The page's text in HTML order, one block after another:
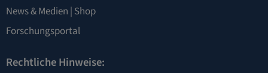
News & Medien | Shop
Forschungsportal
Rechtliche Hinweise: